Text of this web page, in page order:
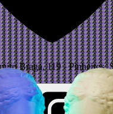
Braga, 119 - Pinheiros,